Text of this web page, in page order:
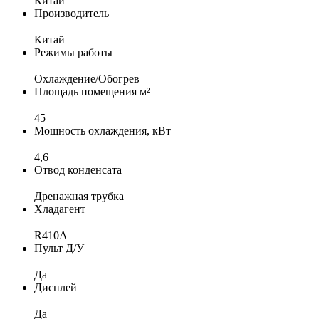
Производитель
Китай
Режимы работы
Охлаждение/Обогрев
Площадь помещения м²
45
Мощность охлаждения, кВт
4,6
Отвод конденсата
Дренажная трубка
Хладагент
R410A
Пульт Д/У
Да
Дисплей
Да